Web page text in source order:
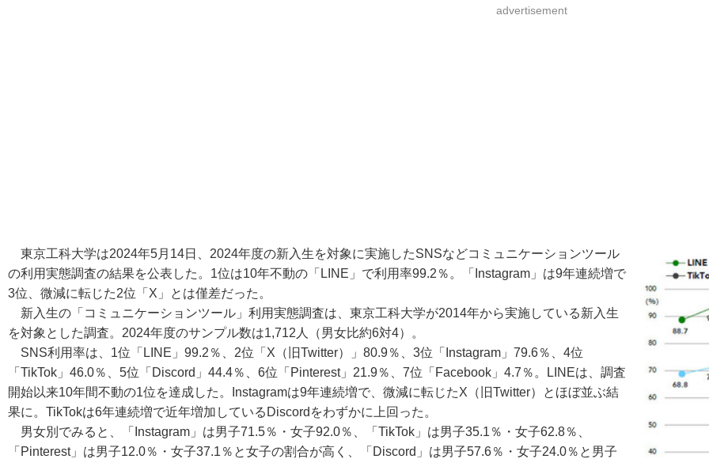
advertisement
東京工科大学は2024年5月14日、2024年度の新入生を対象に実施したSNSなどコミュニケーションツール
の利用実態調査の結果を公表した。1位は10年不動の「LINE」で利用率99.2％。「Instagram」は9年連続増で
3位、微減に転じた2位「X」とは僅差だった。
新入生の「コミュニケーションツール」利用実態調査は、東京工科大学が2014年から実施している新入生
を対象とした調査。2024年度のサンプル数は1,712人（男女比約6対4）。
SNS利用率は、1位「LINE」99.2％、2位「X（旧Twitter）」80.9％、3位「Instagram」79.6％、4位
「TikTok」46.0％、5位「Discord」44.4％、6位「Pinterest」21.9％、7位「Facebook」4.7％。LINEは、調査
開始以来10年間不動の1位を達成した。Instagramは9年連続増で、微減に転じたX（旧Twitter）とほぼ並ぶ結
果に。TikTokは6年連続増で近年増加しているDiscordをわずかに上回った。
男女別でみると、「Instagram」は男子71.5％・女子92.0％、「TikTok」は男子35.1％・女子62.8％、
「Pinterest」は男子12.0％・女子37.1％と女子の割合が高く、「Discord」は男子57.6％・女子24.0％と男子